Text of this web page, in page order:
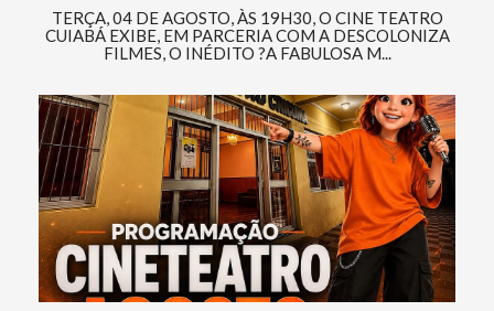
TERÇA, 04 DE AGOSTO, ÀS 19H30, O CINE TEATRO
CUIABÁ EXIBE, EM PARCERIA COM A DESCOLONIZA
FILMES, O INÉDITO ?A FABULOSA M...